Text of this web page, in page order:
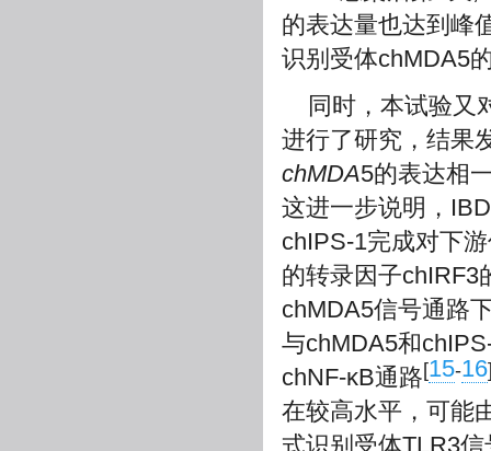
的表达量也达到峰
识别受体chMDA5
同时，本试验又
进行了研究，结果
chMDA5的表达相
这进一步说明，
chIPS-1完成对下
的转录因子chIRF3
chMDA5信号通路
与chMDA5和
chNF-κB通路[15-16
在较高水平，可能
式识别受体TLR3